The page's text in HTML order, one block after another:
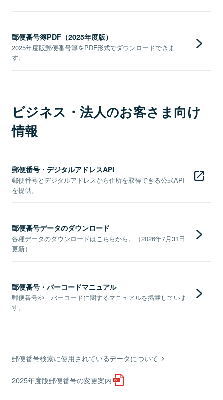
郵便番号簿PDF（2025年度版）
2025年度版郵便番号簿をPDF形式でダウンロードできま
す。
ビジネス・法人のお客さま向け
情報
郵便番号・デジタルアドレスAPI
郵便番号とデジタルアドレスから住所を取得できる公式API
を提供。
郵便番号データのダウンロード
各種データのダウンロードはこちらから。（2026年7月31日
更新）
郵便番号・バーコードマニュアル
郵便番号や、バーコードに関するマニュアルを掲載していま
す。
郵便番号検索に使用されているデータについて
2025年度版郵便番号の変更案内